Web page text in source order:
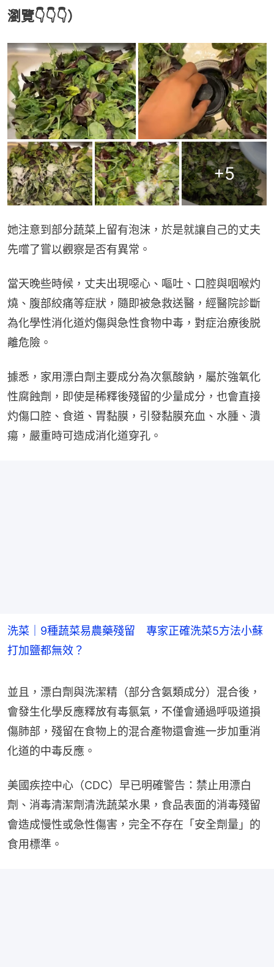
瀏覽👇👇👇）
+5
她注意到部分蔬菜上留有泡沫，於是就讓自己的丈夫
先嚐了嘗以觀察是否有異常。
當天晚些時候，丈夫出現噁心、嘔吐、口腔與咽喉灼
燒、腹部絞痛等症狀，隨即被急救送醫，經醫院診斷
為化學性消化道灼傷與急性食物中毒，對症治療後脱
離危險。
據悉，家用漂白劑主要成分為次氯酸鈉，屬於強氧化
性腐蝕劑，即使是稀釋後殘留的少量成分，也會直接
灼傷口腔、食道、胃黏膜，引發黏膜充血、水腫、潰
瘍，嚴重時可造成消化道穿孔。
洗菜｜9種蔬菜易農藥殘留 專家正確洗菜5方法小蘇
打加鹽都無效？
並且，漂白劑與洗潔精（部分含氨類成分）混合後，
會發生化學反應釋放有毒氯氣，不僅會通過呼吸道損
傷肺部，殘留在食物上的混合產物還會進一步加重消
化道的中毒反應。
美國疾控中心（CDC）早已明確警告：禁止用漂白
劑、消毒清潔劑清洗蔬菜水果，食品表面的消毒殘留
會造成慢性或急性傷害，完全不存在「安全劑量」的
食用標準。